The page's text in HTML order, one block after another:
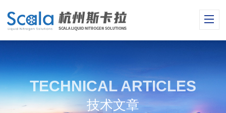
TECHNICAL ARTICLES
技术文章